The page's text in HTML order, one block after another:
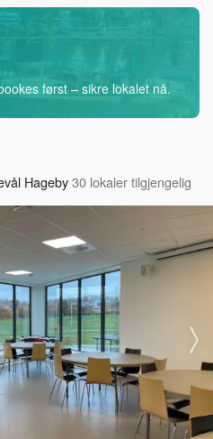
først – sikre lokalet nå.
Hageby30 lokaler tilgjengelig